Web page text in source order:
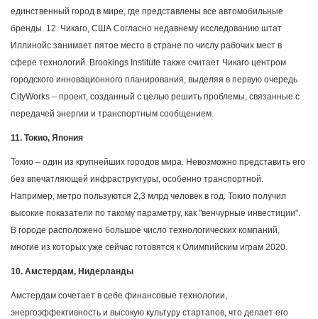
единственный город в мире, где представлены все автомобильные
бренды. 12. Чикаго, США Согласно недавнему исследованию штат
Иллинойс занимает пятое место в стране по числу рабочих мест в
сфере технологий. Brookings Institute также считает Чикаго центром
городского инновационного планирования, выделяя в первую очередь
CityWorks – проект, созданный с целью решить проблемы, связанные с
передачей энергии и транспортным сообщением.
11. Токио, Япония
Токио – один из крупнейших городов мира. Невозможно представить его
без впечатляющей инфраструктуры, особенно транспортной.
Например, метро пользуются 2,3 млрд человек в год. Токио получил
высокие показатели по такому параметру, как "венчурные инвестиции".
В городе расположено большое число технологических компаний,
многие из которых уже сейчас готовятся к Олимпийским играм 2020.
10. Амстердам, Нидерланды
Амстердам сочетает в себе финансовые технологии,
энергоэффективность и высокую культуру стартапов, что делает его